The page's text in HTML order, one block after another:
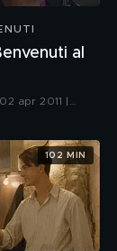
al
02 apr 2011 |
102 MIN